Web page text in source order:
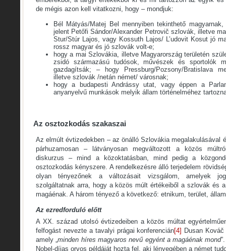
de mégis azon kell vitatkozni, hogy – mondjuk:
Bél Mátyás/Matej Bel mennyiben tekinthető
jelent Petőfi Sándor/Alexander Petrovič szlovák, illetve
Stur/Stúr Lajos, vagy Kossuth Lajos/ L’udovit Kosut jó
rossz magyar és jó szlovák volt-e;
hogy a mai Szlovákia, illetve Magyarország területén
zsidó származású tudósok, művészek és sportolók
gazdagítsák; – hogy Pressburg/Pozsony/Bratislava
illetve szlovák /netán német/ városnak;
hogy a budapesti Andrássy utat, vagy éppen a
anyanyelvű munkások melyik állam történelméhez
Az osztozkodás szakaszai
Az elmúlt évtizedekben – az önálló Szlovákia megalakulásával
párhuzamosan – látványosan megváltozott a közös
diskurzus – mind a közoktatásban, mind pedig a
osztozkodás kényszere. A rendelkezésre álló terjedelem
olyan tényezőnek a változásait vizsgálom, amelyek
szolgáltatnak arra, hogy a közös múlt értékeiből a szlovák és
magáénak. A három tényező a következő: etnikum, terület,
Az ezredforduló előtt
A XX. század utolsó évtizedeiben a közös múltat
felfogást nevezte a tavalyi prágai konferencián[4] Dusan Kováč
amely „minden híres magyaros nevű egyént a magáénak mond
Nobel-díjas orvos példáját hozta fel, aki lényegében a német